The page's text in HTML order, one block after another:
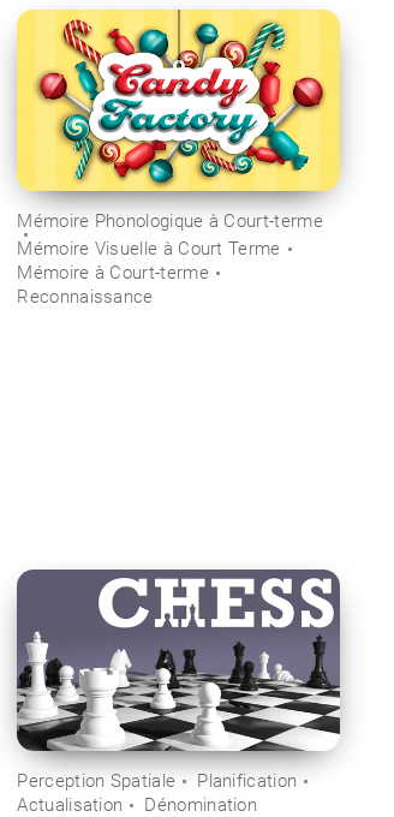
Mémoire Phonologique à Court-terme
Mémoire Visuelle à Court Terme
Mémoire à Court-terme
Reconnaissance
Perception Spatiale
Planification
Actualisation
Dénomination